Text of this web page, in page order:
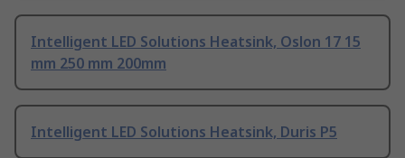
Intelligent LED Solutions Heatsink, Oslon 17 15
mm 250 mm 200mm
Intelligent LED Solutions Heatsink, Duris P5